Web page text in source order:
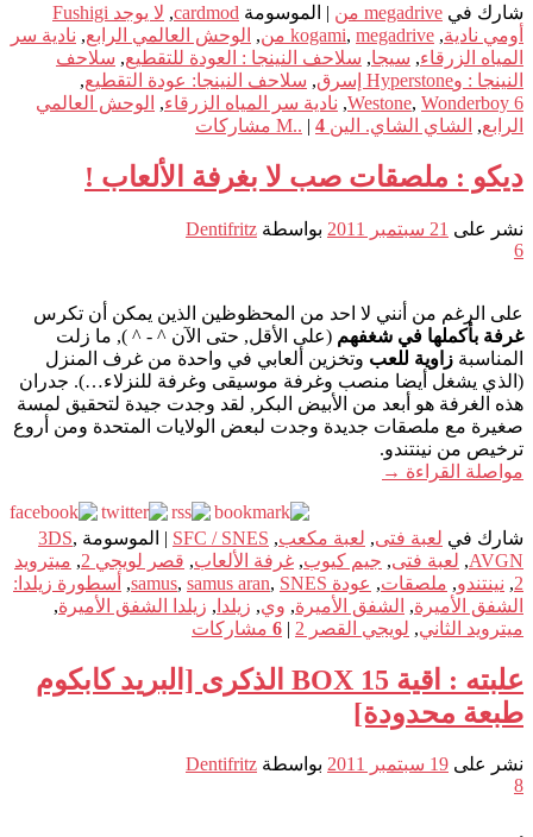
شارك في megadrive من | الموسومة cardmod
,
لا يوجد Fushigi
أومي نادية,
kogami, megadrive من , الوحش العالمي الرابع, نادية سر
المياه الزرقاء, سيجا, سلاحف النينجا : العودة للتقطيع, سلاحف
النينجا : وHyperstone إسرق
, سلاحف النينجا: عودة التقطيع,
Westone, Wonderboy 6
, نادية سر المياه الزرقاء, الوحش العالمي
الرابع, الشاي الشاي. الين M.. | 4 مشاركات
ديكو : ملصقات صب لا بغرفة الألعاب !
نشر على 21 سبتمبر 2011 بواسطة Dentifritz
6
على الرغم من أنني لا احد من المحظوظين الذين يمكن أن تكرس
غرفة بأكملها في شغفهم (على الأقل, حتى الآن ^ - ^ ), ما زلت
المناسبة زاوية للعب وتخزين ألعابي في واحدة من غرف المنزل
(الذي يشغل أيضا منصب وغرفة موسيقى وغرفة للنزلاء…). جدران
هذه الغرفة هو أبعد من الأبيض البكر, لقد وجدت جيدة لتحقيق لمسة
صغيرة مع ملصقات جديدة وجدت لبعض الولايات المتحدة ومن أروع
ترخيص من نينتندو.
مواصلة القراءة →
شارك في لعبة فتى, لعبة مكعب,
SFC / SNES
| الموسومة 3DS,
AVGN
, لعبة فتى, جيم كيوب, غرفة الألعاب, قصر لويجي 2 , ميترويد
2
, نينتندو, ملصقات, عودة samus , samus aran, SNES
, أسطورة زيلدا:
الشفق الأميرة, الشفق الأميرة, وي, زيلدا , زيلدا الشفق الأميرة,
ميترويد الثاني, لويجي القصر 2 |
6 مشاركات
علبته : اقية 15 BOX الذكرى [البريد كابكوم
طبعة محدودة]
نشر على 19 سبتمبر 2011 بواسطة Dentifritz
8